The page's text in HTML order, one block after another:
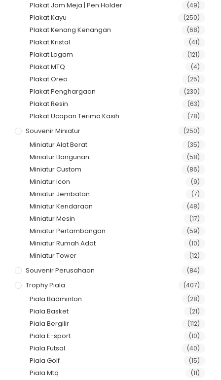
Plakat Jam Meja | Pen Holder (49)
Plakat Kayu (250)
Plakat Kenang Kenangan (68)
Plakat Kristal (41)
Plakat Logam (121)
Plakat MTQ (4)
Plakat Oreo (25)
Plakat Penghargaan (230)
Plakat Resin (63)
Plakat Ucapan Terima Kasih (78)
Souvenir Miniatur (250)
Miniatur Alat Berat (35)
Miniatur Bangunan (58)
Miniatur Custom (86)
Miniatur Icon (9)
Miniatur Jembatan (7)
Miniatur Kendaraan (48)
Miniatur Mesin (17)
Miniatur Pertambangan (59)
Miniatur Rumah Adat (10)
Miniatur Tower (12)
Souvenir Perusahaan (84)
Trophy Piala (407)
Piala Badminton (28)
Piala Basket (21)
Piala Bergilir (112)
Piala E-sport (10)
Piala Futsal (40)
Piala Golf (15)
Piala Mtq (11)